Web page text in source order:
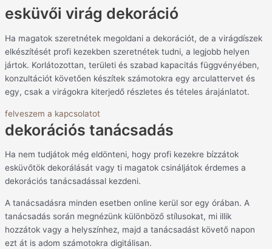
esküvői virág dekoráció
Ha magatok szeretnétek megoldani a dekorációt, de a virágdíszek
elkészítését profi kezekben szeretnétek tudni, a legjobb helyen
jártok. Korlátozottan, területi és szabad kapacitás függvényében,
konzultációt követően készítek számotokra egy arculattervet és
egy, csak a virágokra kiterjedő részletes és tételes árajánlatot.
felveszem a kapcsolatot
dekorációs tanácsadás
Ha nem tudjátok még eldönteni, hogy profi kezekre bízzátok
esküvőtök dekorálását vagy ti magatok csináljátok érdemes a
dekorációs tanácsadással kezdeni.
A tanácsadásra minden esetben online kerül sor egy órában. A
tanácsadás során megnézünk különböző stílusokat, mi illik
hozzátok vagy a helyszínhez, majd a tanácsadást követő napon
ezt át is adom számotokra digitálisan.